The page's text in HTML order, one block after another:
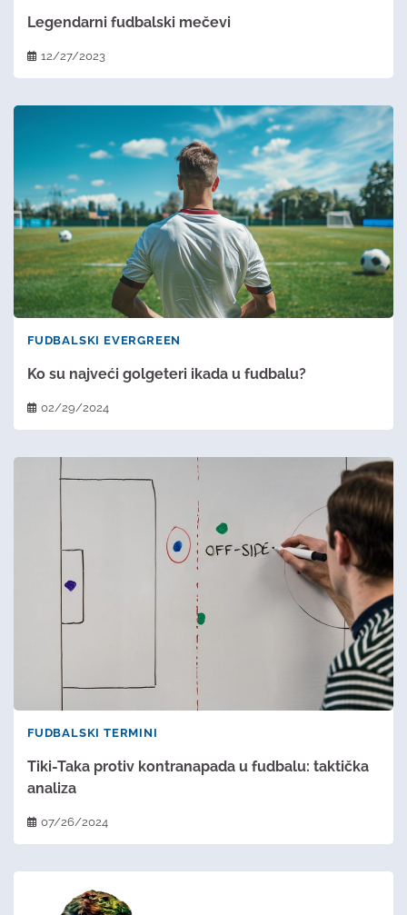
Legendarni fudbalski mečevi
12/27/2023
FUDBALSKI EVERGREEN
Ko su najveći golgeteri ikada u fudbalu?
02/29/2024
FUDBALSKI TERMINI
Tiki-Taka protiv kontranapada u fudbalu: taktička
analiza
07/26/2024